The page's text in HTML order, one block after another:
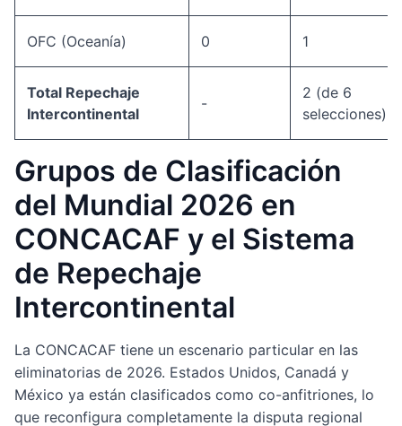
OFC (Oceanía) 0 1
Total Repechaje
Intercontinental
-
2 (de 6
selecciones)
Grupos de Clasificación
del Mundial 2026 en
CONCACAF y el Sistema
de Repechaje
Intercontinental
La CONCACAF tiene un escenario particular en las
eliminatorias de 2026. Estados Unidos, Canadá y
México ya están clasificados como co-anfitriones, lo
que reconfigura completamente la disputa regional